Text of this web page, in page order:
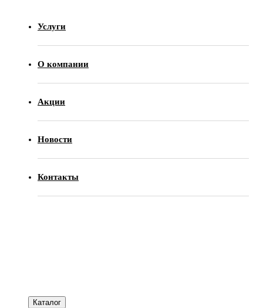
Услуги
О компании
Акции
Новости
Контакты
Каталог